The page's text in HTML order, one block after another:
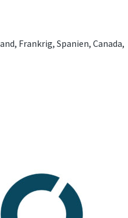
Frankrig, Spanien, Canada,